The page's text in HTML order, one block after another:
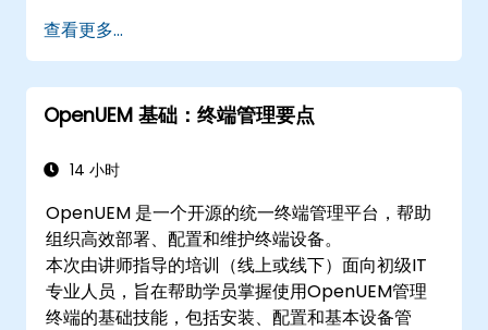
查看更多...
OpenUEM 基础：终端管理要点
14 小时
OpenUEM 是一个开源的统一终端管理平台，帮助
组织高效部署、配置和维护终端设备。
本次由讲师指导的培训（线上或线下）面向初级IT
专业人员，旨在帮助学员掌握使用OpenUEM管理
终端的基础技能，包括安装、配置和基本设备管